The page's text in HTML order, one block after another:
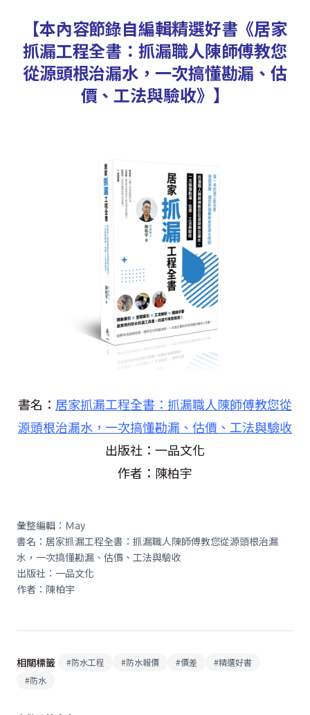
【本內容節錄自編輯精選好書《居家
抓漏工程全書：抓漏職人陳師傅教您
從源頭根治漏水，一次搞懂勘漏、估
價、工法與驗收》】
書名： 居家抓漏工程全書：抓漏職人陳師傅教您從
源頭根治漏水，一次搞懂勘漏、估價、工法與驗收
出版社：一品文化
作者：陳柏宇
彙整編輯：Ｍay
書名：居家抓漏工程全書：抓漏職人陳師傅教您從源頭根治漏
水，一次搞懂勘漏、估價、工法與驗收
出版社：一品文化
作者：陳柏宇
相關標籤 #防水工程 #防水報價 #價差 #精選好書
#防水